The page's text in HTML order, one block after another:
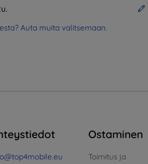
Auta muita valitsemaan.
Ostaminen
Toimitus ja